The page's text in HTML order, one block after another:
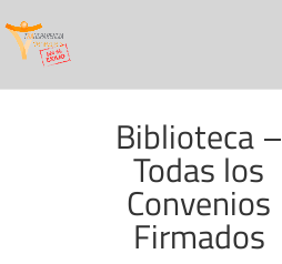
Biblioteca –
Todas los
Convenios
Firmados